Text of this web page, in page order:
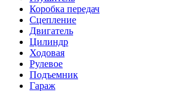
Коробка передач
Сцепление
Двигатель
Цилиндр
Ходовая
Рулевое
Подъемник
Гараж